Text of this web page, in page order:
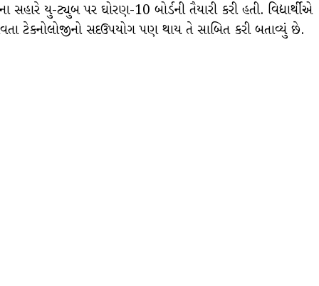
સહારે યુ-ટ્યુબ પર ઘોરણ-10 બોર્ડની તૈયારી કરી હતી. વિદ્યાર્થીએ
ટેકનોલોજીનો સદઉપયોગ પણ થાય તે સાબિત કરી બતાવ્યું છે.